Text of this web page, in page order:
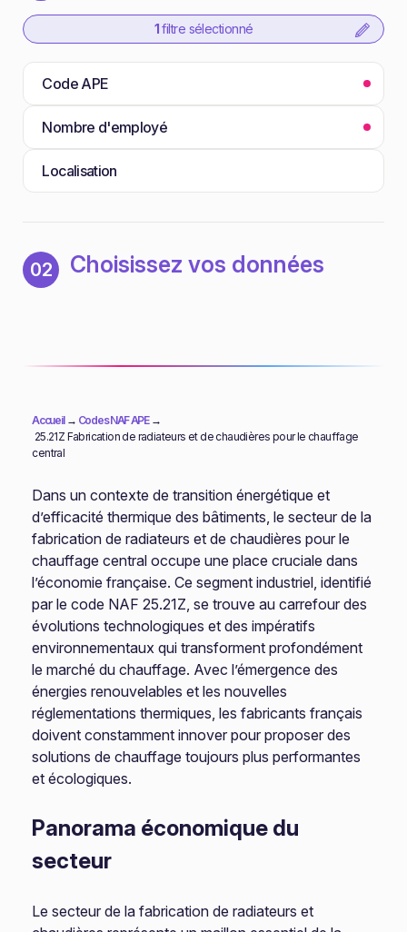
1 filtre sélectionné
Code APE
Nombre d'employé
Localisation
02 Choisissez vos données
Accueil→ Codes NAF APE→
25.21Z Fabrication de radiateurs et de chaudières pour le chauffage
central
Dans un contexte de transition énergétique et
d’efficacité thermique des bâtiments, le secteur de la
fabrication de radiateurs et de chaudières pour le
chauffage central occupe une place cruciale dans
l’économie française. Ce segment industriel, identifié
par le code NAF 25.21Z, se trouve au carrefour des
évolutions technologiques et des impératifs
environnementaux qui transforment profondément
le marché du chauffage. Avec l’émergence des
énergies renouvelables et les nouvelles
réglementations thermiques, les fabricants français
doivent constamment innover pour proposer des
solutions de chauffage toujours plus performantes
et écologiques.
Panorama économique du
secteur
Le secteur de la fabrication de radiateurs et